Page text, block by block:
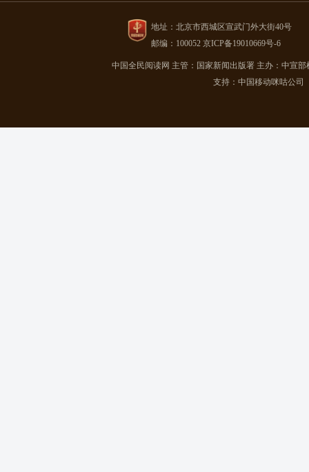
地址：北京市西城区宣武门外大街40号
邮编：100052 京ICP备19010669号-6
中国全民阅读网 主管：国家新闻出版署 主办：中宣
支持：中国移动咪咕公司